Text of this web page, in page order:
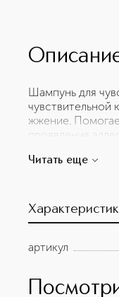
Шампунь для
чувствительной
жжение.
проявления
состоящий из 3-
Читать еще
артикул